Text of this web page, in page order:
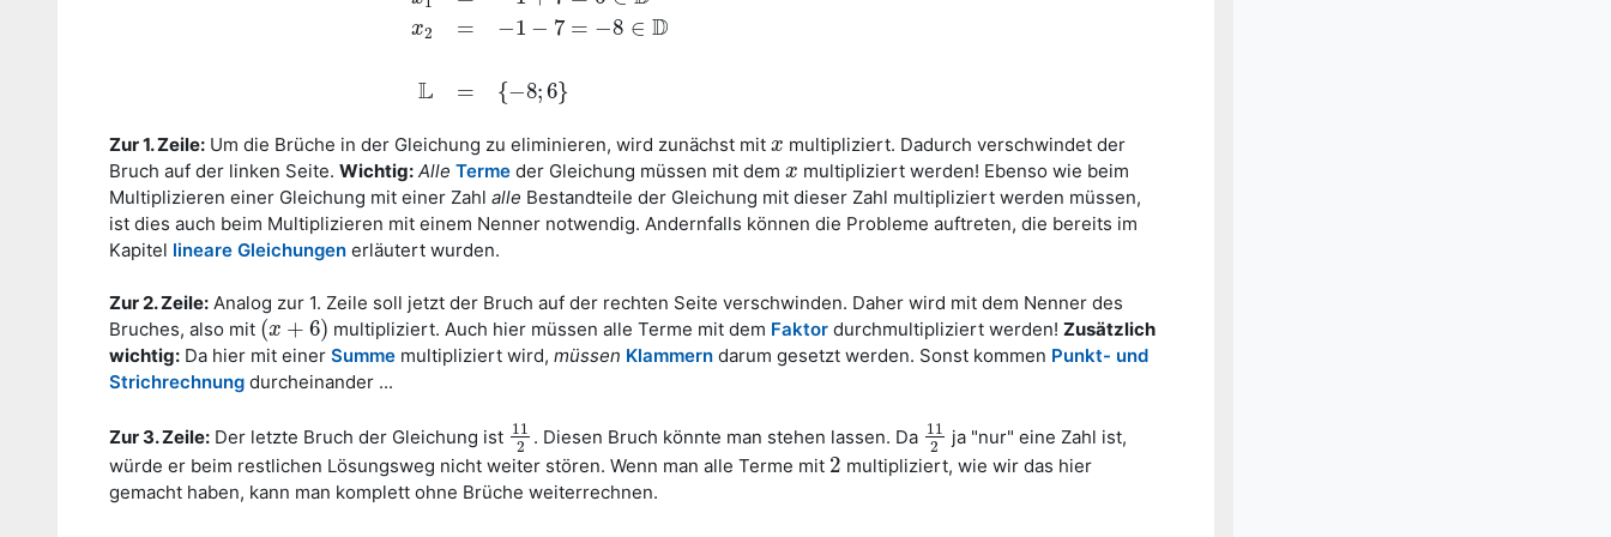
x2
L
=
=
−1 − 7 = −8 ∈ D
{−8;6}
Zur 1. Zeile: Um die Brüche in der Gleichung zu eliminieren, wird zunächst mit x
x multipliziert. Dadurch verschwindet der
Bruch auf der linken Seite. Wichtig: Alle Terme der Gleichung müssen mit dem x
x multipliziert werden! Ebenso wie beim
Multiplizieren einer Gleichung mit einer Zahl alle Bestandteile der Gleichung mit dieser Zahl multipliziert werden müssen,
ist dies auch beim Multiplizieren mit einem Nenner notwendig. Andernfalls können die Probleme auftreten, die bereits im
Kapitel lineare Gleichungen erläutert wurden.
Zur 2. Zeile: Analog zur 1. Zeile soll jetzt der Bruch auf der rechten Seite verschwinden. Daher wird mit dem Nenner des
Bruches, also mit (x + 6)
(x+ 6) multipliziert. Auch hier müssen alle Terme mit dem Faktor durchmultipliziert werden!Zusätzlich
wichtig: Da hier mit einer Summe multipliziert wird, müssen Klammern darum gesetzt werden. Sonst kommen Punkt- und
Strichrechnung durcheinander ...
Zur 3. Zeile: Der letzte Bruch der Gleichung ist 11
2
112. Diesen Bruch könnte man stehen lassen. Da 11
2
112 ja "nur" eine Zahl ist,
würde er beim restlichen Lösungsweg nicht weiter stören. Wenn man alle Terme mit 2
2 multipliziert, wie wir das hier
gemacht haben, kann man komplett ohne Brüche weiterrechnen.